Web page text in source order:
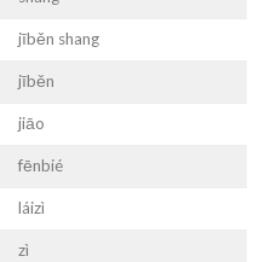
jīběn shang
jīběn
jiāo
fēnbié
láizì
zì